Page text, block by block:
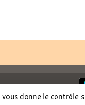
donne le contrôle